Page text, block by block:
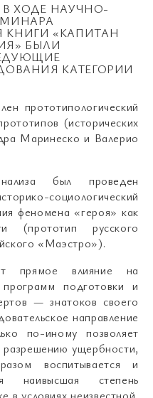
В ХОДЕ НАУЧНО-
КНИГИ «КАПИТАН
БЫЛИ
КАТЕГОРИИ
прототипологический
(исторических
Маринеско и Валерио
был проведен
социологический
феномена «героя» как
(прототип русского
«Маэстро»).
прямое влияние на
подготовки и
— знатоков своего
направление
по-иному позволяет
ущербности,
воспитывается и
наивысшая степень